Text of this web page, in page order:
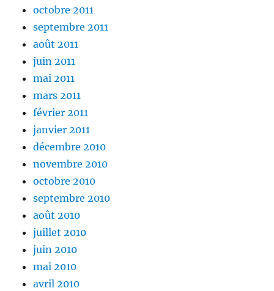
octobre 2011
septembre 2011
août 2011
juin 2011
mai 2011
mars 2011
février 2011
janvier 2011
décembre 2010
novembre 2010
octobre 2010
septembre 2010
août 2010
juillet 2010
juin 2010
mai 2010
avril 2010